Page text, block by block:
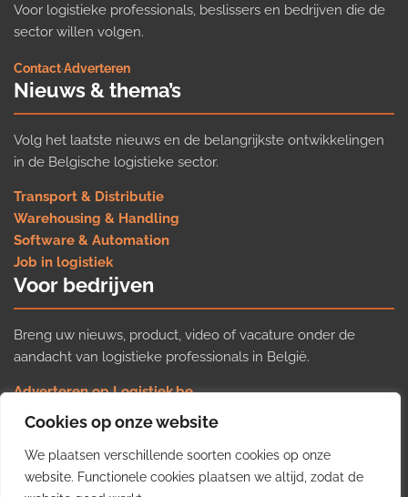
Cookies op onze website
We plaatsen verschillende soorten cookies op onze
website. Functionele cookies plaatsen we altijd, zodat de
Voor logistieke professionals, beslissers en bedrijven die de
sector willen volgen.
Contact·Adverteren
Nieuws & thema’s
Volg het laatste nieuws en de belangrijkste ontwikkelingen
in de Belgische logistieke sector.
Transport & Distributie
Warehousing & Handling
Software & Automation
Job in logistiek
Voor bedrijven
Breng uw nieuws, product, video of vacature onder de
aandacht van logistieke professionals in België.
Adverteren op Logistiek.be
Nieuws insturen
Uw video op Logistiek.TV
Job plaatsen
Gratis wekelijkse update